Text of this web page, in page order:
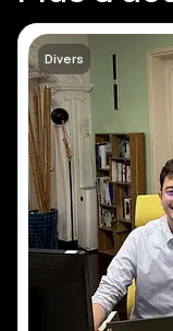
Divers